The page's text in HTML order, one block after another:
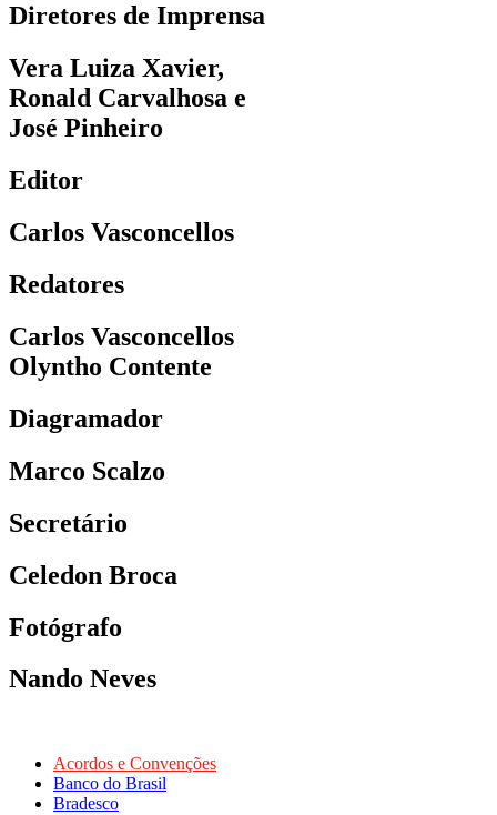
Diretores de Imprensa
Vera Luiza Xavier,
Ronald Carvalhosa e
José Pinheiro
Editor
Carlos Vasconcellos
Redatores
Carlos Vasconcellos
Olyntho Contente
Diagramador
Marco Scalzo
Secretário
Celedon Broca
Fotógrafo
Nando Neves
Acordos e Convenções
Banco do Brasil
Bradesco